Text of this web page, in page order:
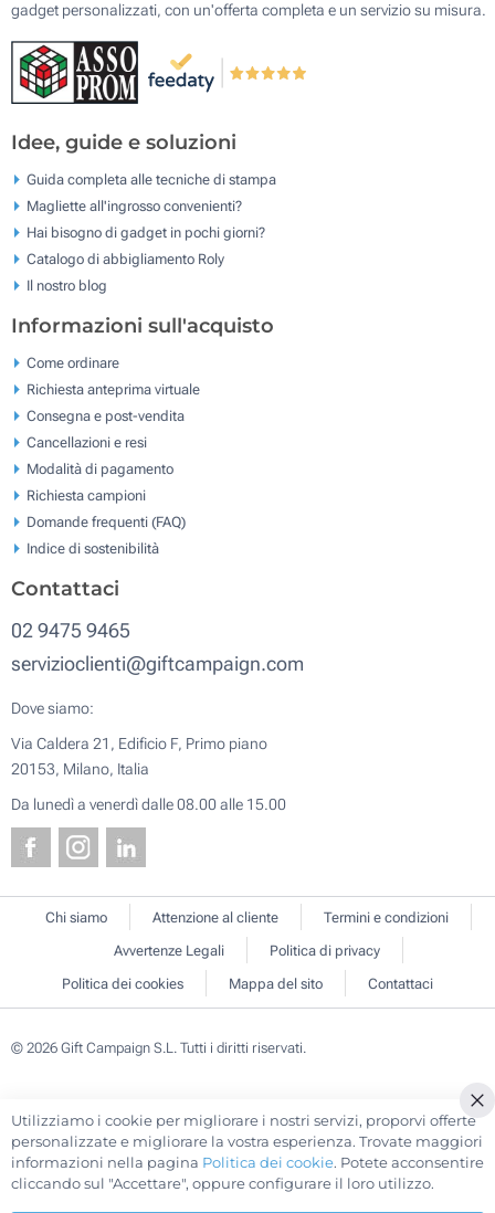
gadget personalizzati, con un'offerta completa e un servizio su misura.
Idee, guide e soluzioni
Guida completa alle tecniche di stampa
Magliette all'ingrosso convenienti?
Hai bisogno di gadget in pochi giorni?
Catalogo di abbigliamento Roly
Il nostro blog
Informazioni sull'acquisto
Come ordinare
Richiesta anteprima virtuale
Consegna e post-vendita
Cancellazioni e resi
Modalità di pagamento
Richiesta campioni
Domande frequenti (FAQ)
Indice di sostenibilità
Contattaci
02 9475 9465
servizioclienti@giftcampaign.com
Dove siamo:
Via Caldera 21, Edificio F, Primo piano
20153, Milano, Italia
Da lunedì a venerdì dalle 08.00 alle 15.00
Chi siamo Attenzione al cliente
Termini e condizioni
Avvertenze Legali
Politica di privacy
Politica dei cookies
Mappa del sito Contattaci
© 2026 Gift Campaign S.L. Tutti i diritti riservati.
Utilizziamo i cookie per migliorare i nostri servizi, proporvi offerte
personalizzate e migliorare la vostra esperienza. Trovate maggiori
informazioni nella pagina Politica dei cookie. Potete acconsentire
cliccando sul "Accettare", oppure configurare il loro utilizzo.